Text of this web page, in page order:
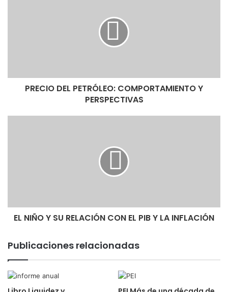
PRECIO DEL PETRÓLEO: COMPORTAMIENTO Y
PERSPECTIVAS
EL NIÑO Y SU RELACIÓN CON EL PIB Y LA INFLACIÓN
Publicaciones relacionadas